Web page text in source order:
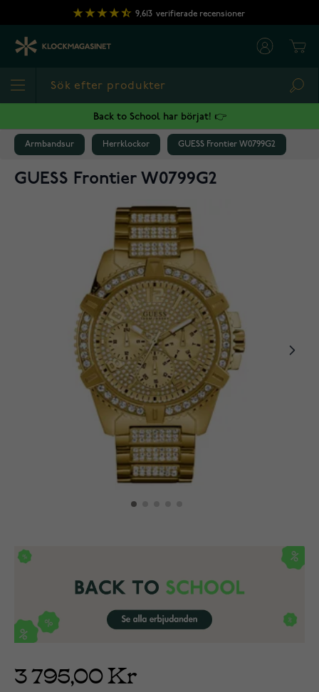
Hoppa till innehållet
9,613 verifierade recensioner
Back to School har börjat! 👉
Armbandsur Herrklockor GUESS Frontier W0799G2
GUESS Frontier W0799G2
3 795,00 Kr